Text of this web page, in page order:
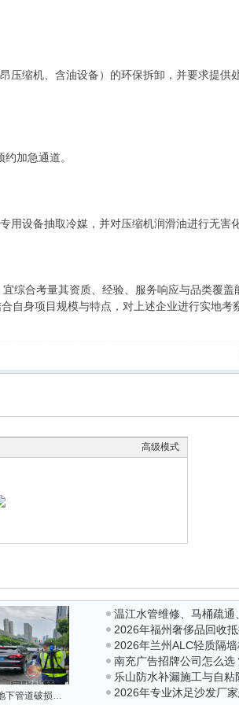
压缩机、含油设备）的环保拆卸，并要求提供
加急通道。
设备抽取冷媒，并对压缩机润滑油进行无害化
综合考量其资质、经验、服务响应与品类覆盖
自身项目规模与特点，对上述企业进行实地考
高级模式
地下管道破损检测-埋地管道缺陷勘查
温江水管维修、马桶疏通
2026年本地口碑服务商参
2026年福州奢侈品回收
优选参考指南
2026年兰州ALC轻质隔
肃加气板批发高质量厂家
南充广告招牌公司怎么选
口碑与实力分析
乐山防水补漏施工与自
地服务能力是关键
2026年专业沐足沙发厂家